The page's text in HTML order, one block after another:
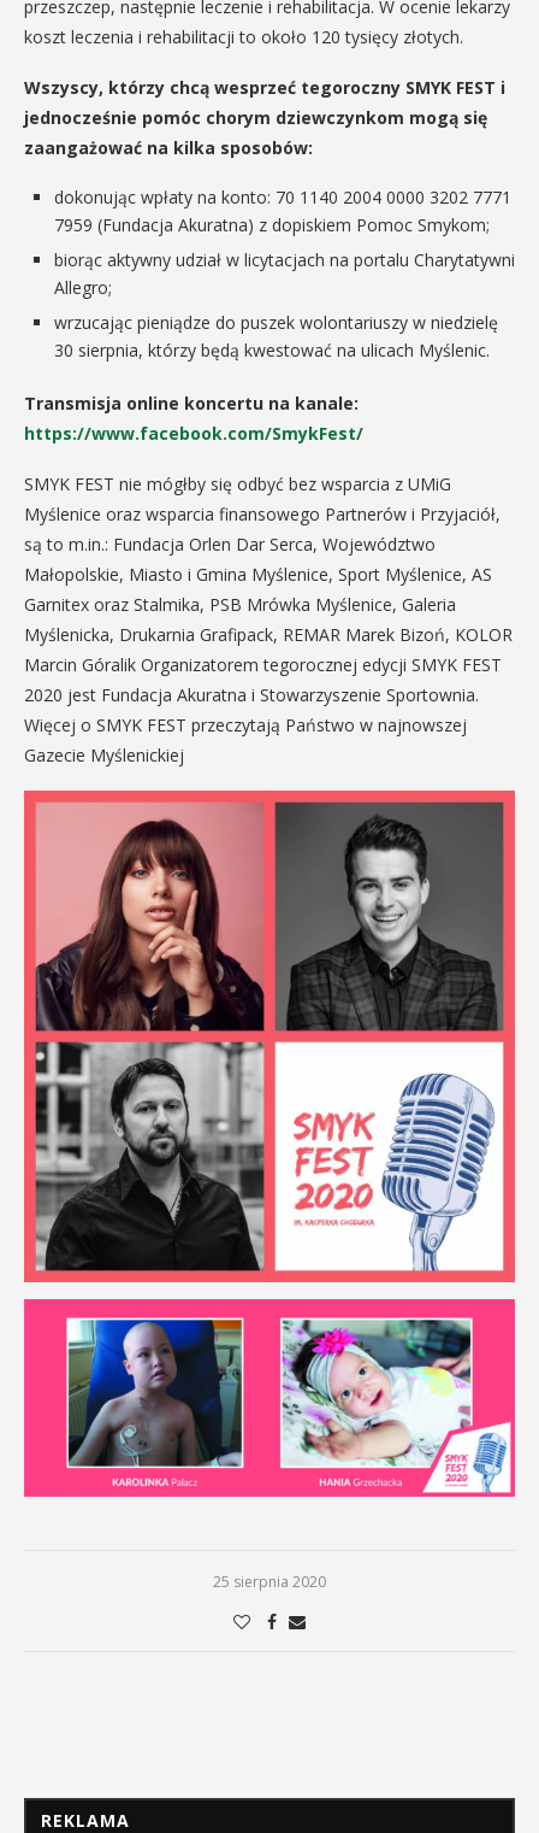
przeszczep, następnie leczenie i rehabilitacja. W ocenie lekarzy
koszt leczenia i rehabilitacji to około 120 tysięcy złotych.
Wszyscy, którzy chcą wesprzeć tegoroczny SMYK FEST i
jednocześnie pomóc chorym dziewczynkom mogą się
zaangażować na kilka sposobów:
dokonując wpłaty na konto: 70 1140 2004 0000 3202 7771
7959 (Fundacja Akuratna) z dopiskiem Pomoc Smykom;
biorąc aktywny udział w licytacjach na portalu Charytatywni
Allegro;
wrzucając pieniądze do puszek wolontariuszy w niedzielę
30 sierpnia, którzy będą kwestować na ulicach Myślenic.
Transmisja online koncertu na kanale:
https://www.facebook.com/SmykFest/
SMYK FEST nie mógłby się odbyć bez wsparcia z UMiG
Myślenice oraz wsparcia finansowego Partnerów i Przyjaciół,
są to m.in.: Fundacja Orlen Dar Serca, Województwo
Małopolskie, Miasto i Gmina Myślenice, Sport Myślenice, AS
Garnitex oraz Stalmika, PSB Mrówka Myślenice, Galeria
Myślenicka, Drukarnia Grafipack, REMAR Marek Bizoń, KOLOR
Marcin Góralik Organizatorem tegorocznej edycji SMYK FEST
2020 jest Fundacja Akuratna i Stowarzyszenie Sportownia.
Więcej o SMYK FEST przeczytają Państwo w najnowszej
Gazecie Myślenickiej
25 sierpnia 2020
REKLAMA